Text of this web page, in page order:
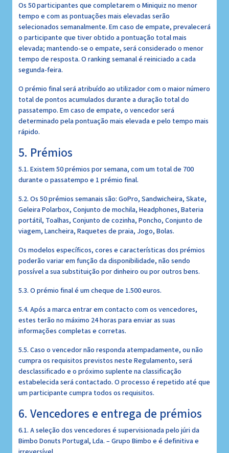
Os 50 participantes que completarem o Miniquiz no menor
tempo e com as pontuações mais elevadas serão
selecionados semanalmente. Em caso de empate, prevalecerá
o participante que tiver obtido a pontuação total mais
elevada; mantendo-se o empate, será considerado o menor
tempo de resposta. O ranking semanal é reiniciado a cada
segunda-feira.
O prémio final será atribuído ao utilizador com o maior número
total de pontos acumulados durante a duração total do
passatempo. Em caso de empate, o vencedor será
determinado pela pontuação mais elevada e pelo tempo mais
rápido.
5. Prémios
5.1. Existem 50 prémios por semana, com um total de 700
durante o passatempo e 1 prémio final.
5.2. Os 50 prémios semanais são: GoPro, Sandwicheira, Skate,
Geleira Polarbox, Conjunto de mochila, Headphones, Bateria
portátil, Toalhas, Conjunto de cozinha, Poncho, Conjunto de
viagem, Lancheira, Raquetes de praia, Jogo, Bolas.
Os modelos específicos, cores e características dos prémios
poderão variar em função da disponibilidade, não sendo
possível a sua substituição por dinheiro ou por outros bens.
5.3. O prémio final é um cheque de 1.500 euros.
5.4. Após a marca entrar em contacto com os vencedores,
estes terão no máximo 24 horas para enviar as suas
informações completas e corretas.
5.5. Caso o vencedor não responda atempadamente, ou não
cumpra os requisitos previstos neste Regulamento, será
desclassificado e o próximo suplente na classificação
estabelecida será contactado. O processo é repetido até que
um participante cumpra todos os requisitos.
6. Vencedores e entrega de prémios
6.1. A seleção dos vencedores é supervisionada pelo júri da
Bimbo Donuts Portugal, Lda. – Grupo Bimbo e é definitiva e